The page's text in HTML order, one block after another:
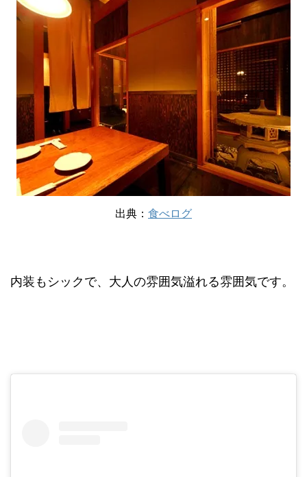
出典： 食べログ
内装もシックで、大人の雰囲気溢れる雰囲気です。